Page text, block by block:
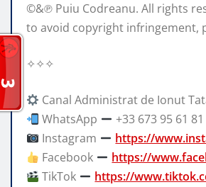
©&℗ Puiu Codreanu. All rights
to avoid copyright infringement,
✧✧✧
Canal Administrat de Ionut
WhatsApp
+33 673 95 61 81
Instagram
https://
Facebook
https://
TikTok
https://